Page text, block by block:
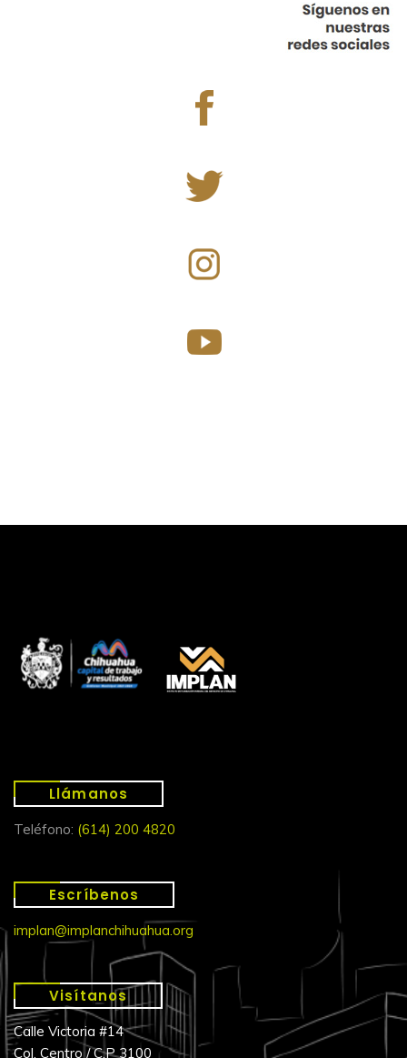
Llámanos
Teléfono: (614) 200 4820
Escríbenos
implan@implanchihuahua.org
Visítanos
Calle Victoria #14
Col. Centro / C.P 3100